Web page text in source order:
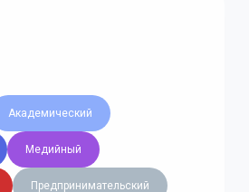
Академический
Медийный
Предпринимательский